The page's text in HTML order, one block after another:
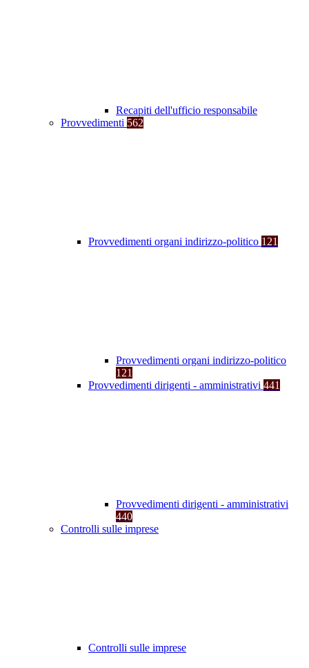
Recapiti dell'ufficio responsabile
Provvedimenti 562
Provvedimenti organi indirizzo-politico 121
Provvedimenti organi indirizzo-politico
121
Provvedimenti dirigenti - amministrativi 441
Provvedimenti dirigenti - amministrativi
440
Controlli sulle imprese
Controlli sulle imprese